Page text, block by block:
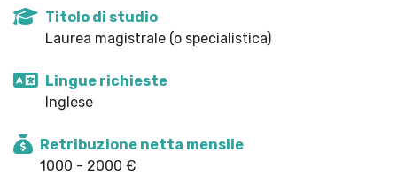
Titolo di studio
Laurea magistrale (o specialistica)
Lingue richieste
Inglese
Retribuzione netta mensile
1000 - 2000 €